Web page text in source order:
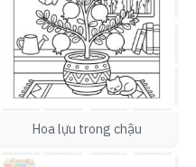
Hoa lựu trong chậu